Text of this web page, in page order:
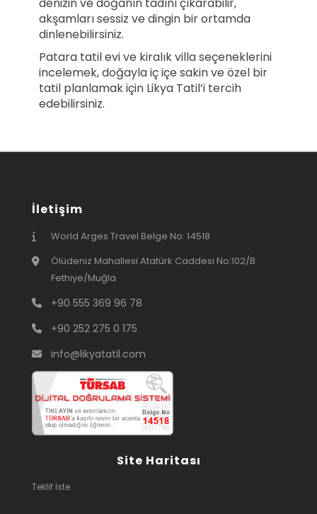
akşamları sessiz ve dingin bir ortamda
dinlenebilirsiniz.
Patara tatil evi ve kiralık villa seçeneklerini
incelemek, doğayla iç içe sakin ve özel bir
tatil planlamak için Likya Tatil’i tercih
edebilirsiniz.
İletişim
World Arges Travel Belge No: 14518
Ölüdeniz Mahallesi Atatürk Caddesi No:102/B
Fethiye/Muğla
+90 555 369 96 78
+90 252 275 0 175
info@likyatatil.com
Site Haritası
Teklif İste